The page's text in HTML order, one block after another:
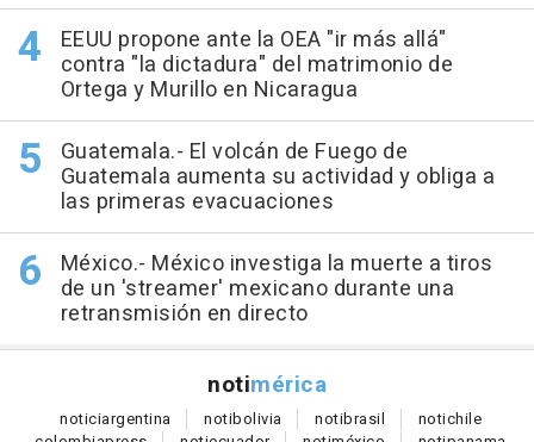
EEUU propone ante la OEA "ir más allá"
contra "la dictadura" del matrimonio de
Ortega y Murillo en Nicaragua
Guatemala.- El volcán de Fuego de
Guatemala aumenta su actividad y obliga a
las primeras evacuaciones
México.- México investiga la muerte a tiros
de un 'streamer' mexicano durante una
retransmisión en directo
notimérica
noticiargentina notibolivia notibrasil notichile